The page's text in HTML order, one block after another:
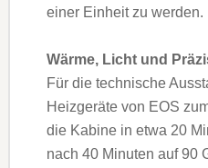
einer Einheit zu werden.
Wärme, Licht und
Für die technische
Heizgeräte von EOS
die Kabine in etwa 20
nach 40 Minuten auf 90